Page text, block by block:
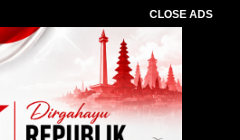
CLOSE ADS